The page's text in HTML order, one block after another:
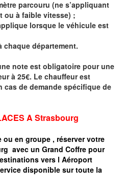
parcouru (ne s’appliquant
ou à faible vitesse) ;
lorsque le véhicule est
chaque département.
note est obligatoire pour une
à 25€. Le chauffeur est
cas de demande spécifique de
A Strasbourg
ou en groupe , réserver votre
avec un Grand Coffre pour
vers l Aéroport
disponible sur toute la